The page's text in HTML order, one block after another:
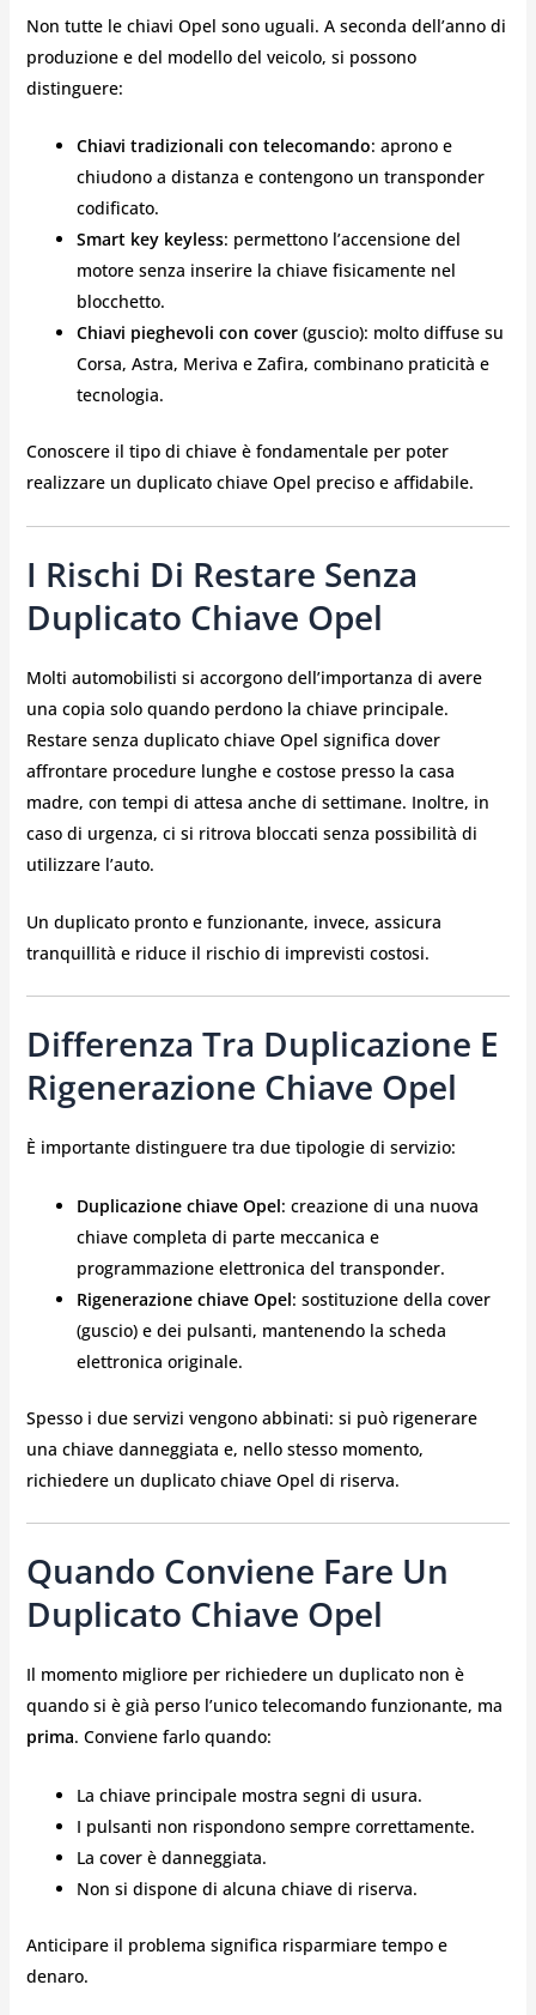
Non tutte le chiavi Opel sono uguali. A seconda dell’anno di
produzione e del modello del veicolo, si possono
distinguere:
Chiavi tradizionali con telecomando: aprono e
chiudono a distanza e contengono un transponder
codificato.
Smart key keyless: permettono l’accensione del
motore senza inserire la chiave fisicamente nel
blocchetto.
Chiavi pieghevoli con cover(guscio): molto diffuse su
Corsa, Astra, Meriva e Zafira, combinano praticità e
tecnologia.
Conoscere il tipo di chiave è fondamentale per poter
realizzare un duplicato chiave Opel preciso e affidabile.
I Rischi Di Restare Senza
Duplicato Chiave Opel
Molti automobilisti si accorgono dell’importanza di avere
una copia solo quando perdono la chiave principale.
Restare senza duplicato chiave Opel significa dover
affrontare procedure lunghe e costose presso la casa
madre, con tempi di attesa anche di settimane. Inoltre, in
caso di urgenza, ci si ritrova bloccati senza possibilità di
utilizzare l’auto.
Un duplicato pronto e funzionante, invece, assicura
tranquillità e riduce il rischio di imprevisti costosi.
Differenza Tra Duplicazione E
Rigenerazione Chiave Opel
È importante distinguere tra due tipologie di servizio:
Duplicazione chiave Opel: creazione di una nuova
chiave completa di parte meccanica e
programmazione elettronica del transponder.
Rigenerazione chiave Opel: sostituzione della cover
(guscio) e dei pulsanti, mantenendo la scheda
elettronica originale.
Spesso i due servizi vengono abbinati: si può rigenerare
una chiave danneggiata e, nello stesso momento,
richiedere un duplicato chiave Opel di riserva.
Quando Conviene Fare Un
Duplicato Chiave Opel
Il momento migliore per richiedere un duplicato non è
quando si è già perso l’unico telecomando funzionante, ma
prima. Conviene farlo quando:
La chiave principale mostra segni di usura.
I pulsanti non rispondono sempre correttamente.
La cover è danneggiata.
Non si dispone di alcuna chiave di riserva.
Anticipare il problema significa risparmiare tempo e
denaro.